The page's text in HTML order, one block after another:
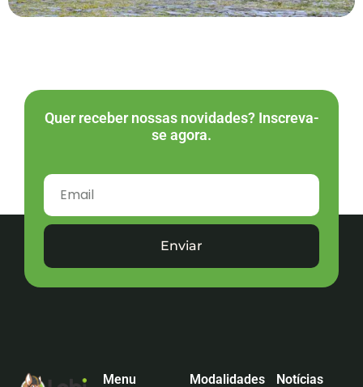
Quer receber nossas novidades? Inscreva-
se agora.
Enviar
Menu Modalidades
Notícias